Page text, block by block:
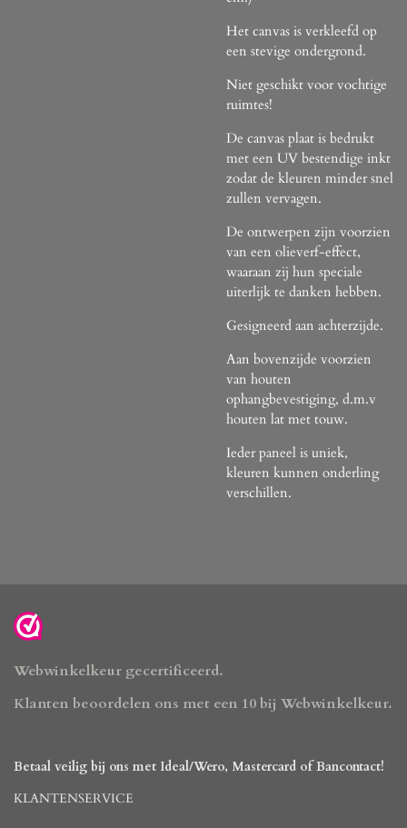
Het canvas is verkleefd op
een stevige ondergrond.
Niet geschikt voor vochtige
ruimtes!
De canvas plaat is bedrukt
met een UV bestendige inkt
zodat de kleuren minder snel
zullen vervagen.
De ontwerpen zijn voorzien
van een olieverf-effect,
waaraan zij hun speciale
uiterlijk te danken hebben.
Gesigneerd aan achterzijde.
Aan bovenzijde voorzien
van houten
ophangbevestiging, d.m.v
houten lat met touw.
Ieder paneel is uniek,
kleuren kunnen onderling
verschillen.
Webwinkelkeur gecertificeerd.
Klanten beoordelen ons met een 10 bij Webwinkelkeur.
Betaal veilig bij ons met Ideal/Wero, Mastercard of Bancontact!
KLANTENSERVICE